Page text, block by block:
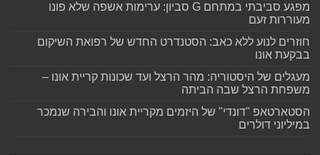
מפגע סביבתי במתחם G סביון: ערימות אשפה שלא פונו
מעוררות זעם
חוזרים לנוע ללא כאב: הסטנדרט החדש של רפואת השיקום
בבקעת אונו
מעגלים של היסטוריה: מהר הרצל ועד שכונות קריית אונו –
משפחת הרצל שבה הביתה
הסטארטאפ "דונדי" של היזמים מקריית אונו והבירה שנמכר
במיליוני דולרים